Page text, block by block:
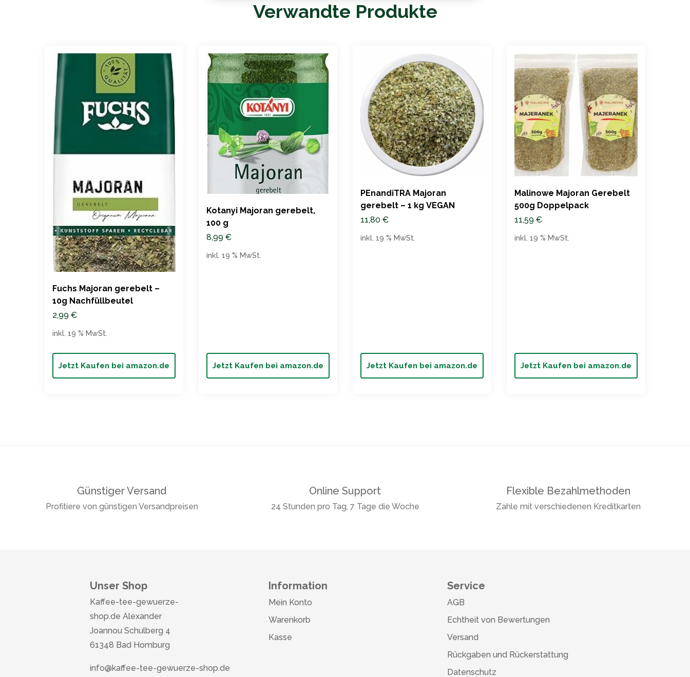
Verwandte Produkte
Fuchs Majoran gerebelt –
10g Nachfüllbeutel
2,99 €
Jetzt Kaufen bei amazon.de
inkl. 19 % MwSt.
Kotanyi Majoran gerebelt,
100 g
8,99 €
Jetzt Kaufen bei amazon.de
inkl. 19 % MwSt.
PEnandiTRA Majoran
gerebelt – 1 kg VEGAN
11,80 €
Jetzt Kaufen bei amazon.de
inkl. 19 % MwSt.
Malinowe Majoran Gerebelt
500g Doppelpack
11,59 €
Jetzt Kaufen bei amazon.de
inkl. 19 % MwSt.
Günstiger Versand
Profitiere von günstigen Versandpreisen
Online Support
24 Stunden pro Tag, 7 Tage die Woche
Flexible Bezahlmethoden
Zahle mit verschiedenen Kreditkarten
Unser Shop
Kaffee-tee-gewuerze-
shop.de Alexander
Joannou Schulberg 4
61348 Bad Homburg
info@kaffee-tee-gewuerze-shop.de
Information
Mein Konto
Warenkorb
Kasse
Service
AGB
Echtheit von Bewertungen
Versand
Rückgaben und Rückerstattung
Datenschutz